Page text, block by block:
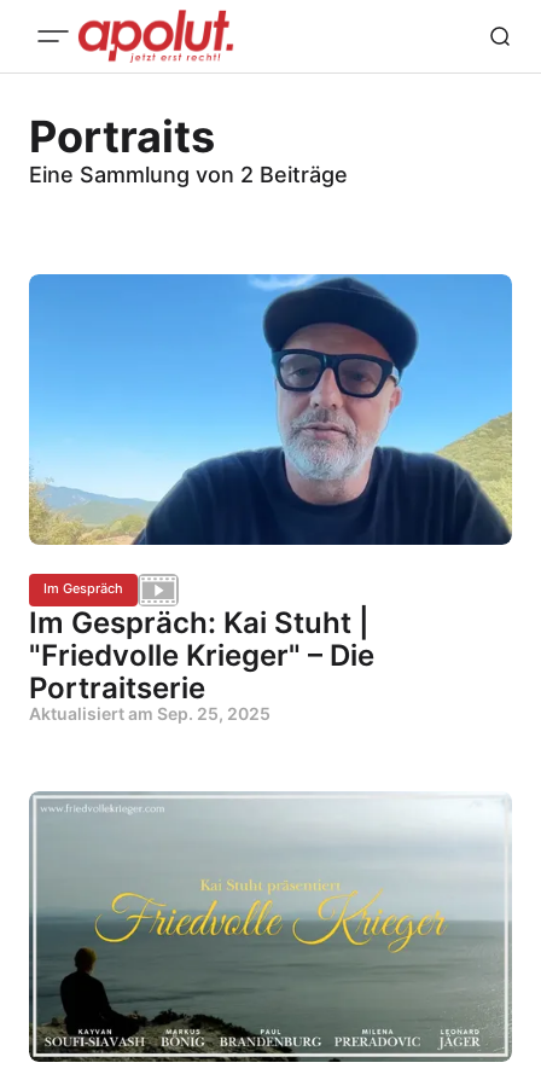
Portraits
Eine Sammlung von 2 Beiträge
Im Gespräch
Im Gespräch: Kai Stuht |
"Friedvolle Krieger" – Die
Portraitserie
Aktualisiert am Sep. 25, 2025